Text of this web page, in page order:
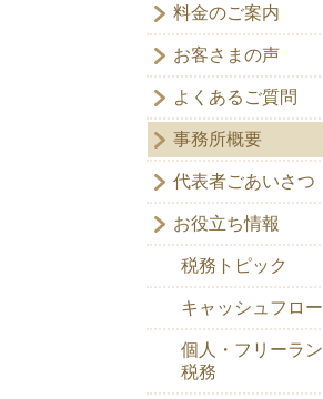
料金のご案内
お客さまの声
よくあるご質問
事務所概要
代表者ごあいさつ
お役立ち情報
税務トピック
キャッシュフロ
個人・フリーラ
税務